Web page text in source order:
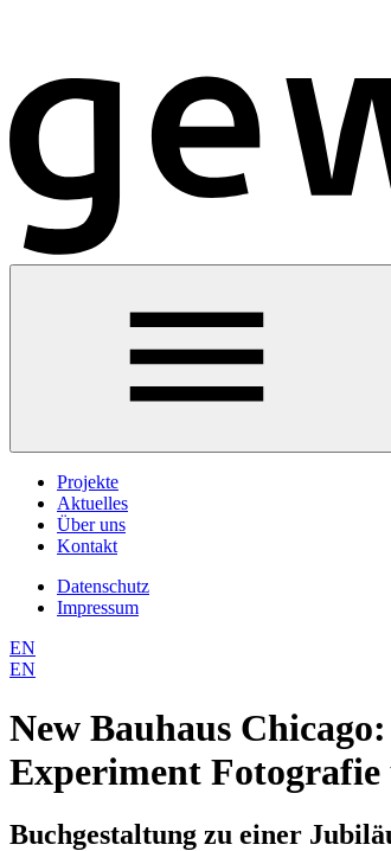
Projekte
Aktuelles
Über uns
Kontakt
Datenschutz
Impressum
EN
EN
New Bauhaus Chicago:
Experiment
Buchgestaltung zu einer